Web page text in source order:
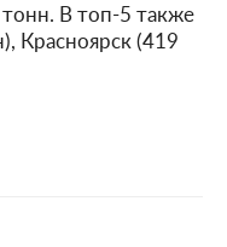
В топ-5 также
Красноярск (419